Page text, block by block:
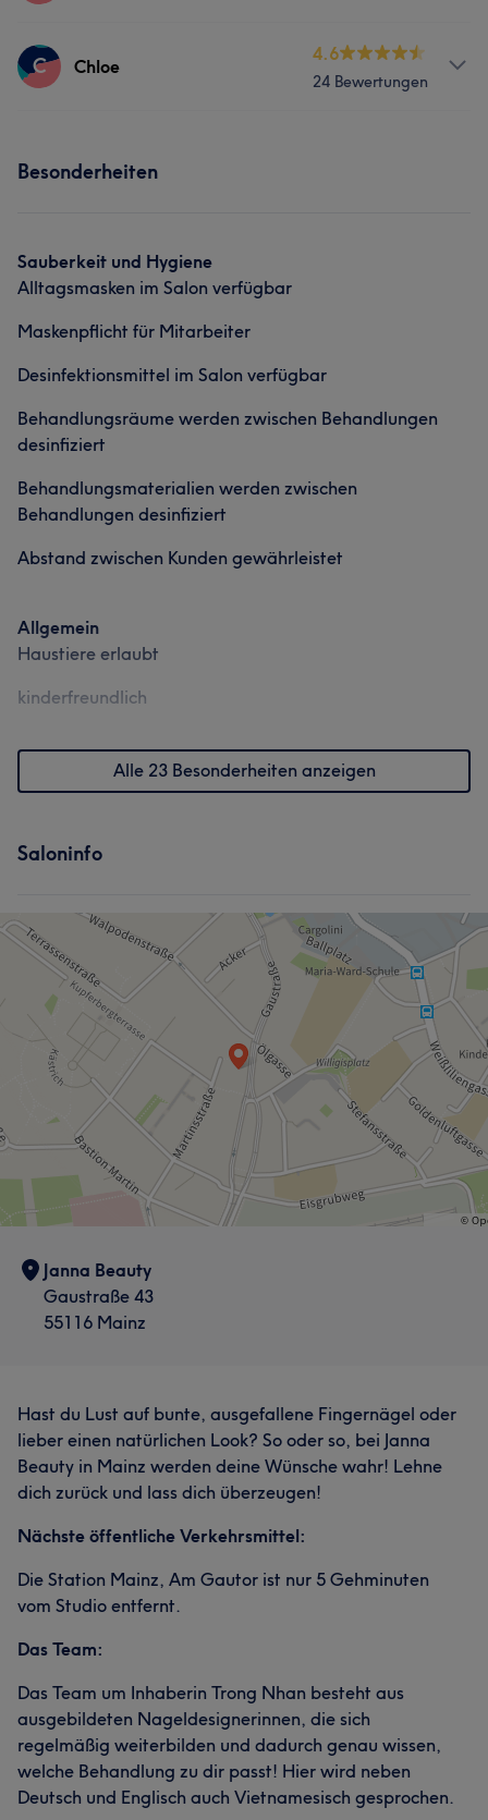
Services
C Chloe
4.6
24 Bewertungen
Besonderheiten
Sauberkeit und Hygiene
Alltagsmasken im Salon verfügbar
Maskenpflicht für Mitarbeiter
Desinfektionsmittel im Salon verfügbar
Behandlungsräume werden zwischen Behandlungen
desinfiziert
Behandlungsmaterialien werden zwischen
Behandlungen desinfiziert
Abstand zwischen Kunden gewährleistet
Allgemein
Haustiere erlaubt
kinderfreundlich
Alle 23 Besonderheiten anzeigen
Saloninfo
Janna Beauty
Gaustraße 43
55116 Mainz
Hast du Lust auf bunte, ausgefallene Fingernägel oder
lieber einen natürlichen Look? So oder so, bei Janna
Beauty in Mainz werden deine Wünsche wahr! Lehne
dich zurück und lass dich überzeugen!
Nächste öffentliche Verkehrsmittel:
Die Station Mainz, Am Gautor ist nur 5 Gehminuten
vom Studio entfernt.
Das Team:
Das Team um Inhaberin Trong Nhan besteht aus
ausgebildeten Nageldesignerinnen, die sich
regelmäßig weiterbilden und dadurch genau wissen,
welche Behandlung zu dir passt! Hier wird neben
Deutsch und Englisch auch Vietnamesisch gesprochen.